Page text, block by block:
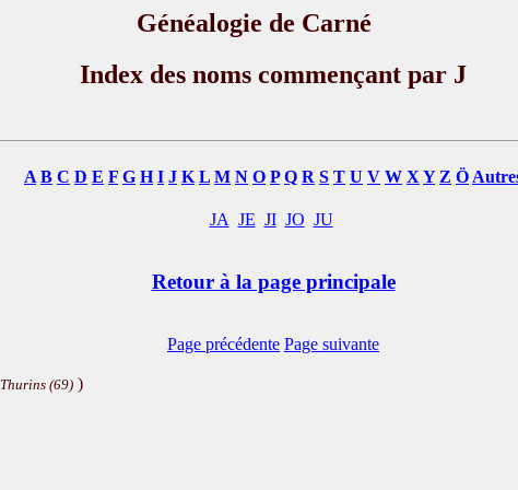
Généalogie de Carné
Index des noms commençant par J
A B C D E F G H I J K L M N O P Q R S T U V W X Y Z Ö
JA JE JI JO JU
Retour à la page principale
Page précédente Page suivante
Thurins (69) )